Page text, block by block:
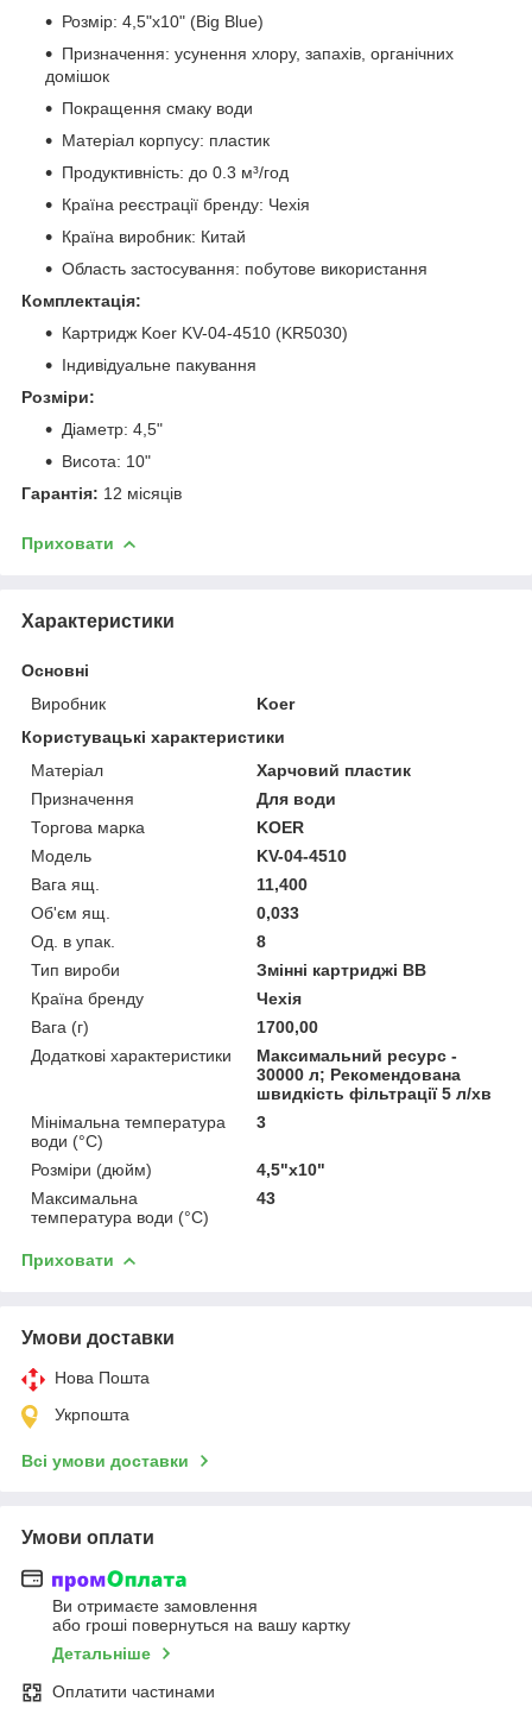
Розмір: 4,5"x10" (Big Blue)
Призначення: усунення хлору, запахів, органічних
домішок
Покращення смаку води
Матеріал корпусу: пластик
Продуктивність: до 0.3 м³/год
Країна реєстрації бренду: Чехія
Країна виробник: Китай
Область застосування: побутове використання
Комплектація:
Картридж Koer KV-04-4510 (KR5030)
Індивідуальне пакування
Розміри:
Діаметр: 4,5"
Висота: 10"
Гарантія: 12 місяців
Приховати
Характеристики
Основні
Виробник
Koer
Користувацькі характеристики
Матеріал
Харчовий пластик
Призначення
Для води
Торгова марка
KOER
Мoдель
KV-04-4510
Вага ящ.
11,400
Об'єм ящ.
0,033
Од. в упак.
8
Тип вироби
Змінні картриджі ВВ
Країна бренду
Чехія
Вага (г)
1700,00
Додаткові характеристики
Максимальний ресурс -
30000 л; Рекомендована
швидкість фільтрації 5 л/хв
Мінімальна температура
води (°C)
3
Розміри (дюйм)
4,5"х10"
Максимальна
температура води (°C)
43
Приховати
Умови доставки
Нова Пошта
Укрпошта
Всі умови доставки
Умови оплати
Ви отримаєте замовлення
або гроші повернуться на вашу картку
Детальніше
Оплатити частинами